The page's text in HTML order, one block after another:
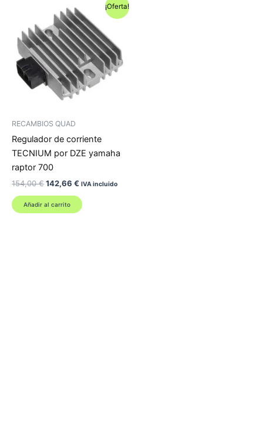
¡Oferta!
RECAMBIOS QUAD
Regulador de corriente
TECNIUM por DZE yamaha
raptor 700
154,00€El
original
era:
142,66 € El
actual
es:
IVA incluido
Añadir al carrito